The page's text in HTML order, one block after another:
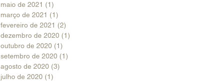
maio de 2021 (1)
março de 2021 (1)
fevereiro de 2021 (2)
dezembro de 2020 (1)
outubro de 2020 (1)
setembro de 2020 (1)
agosto de 2020 (3)
julho de 2020 (1)